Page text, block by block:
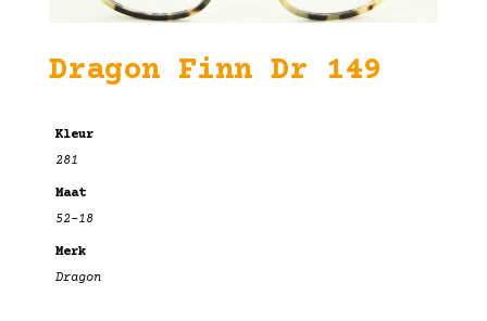
Dragon Finn Dr 149
Kleur
281
Maat
52-18
Merk
Dragon